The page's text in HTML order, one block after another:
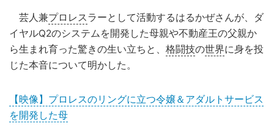
芸人兼プロレスラーとして活動するはるかぜさんが、ダ
イヤルQ2のシステムを開発した母親や不動産王の父親か
ら生まれ育った驚きの生い立ちと、 格闘技の世界に身を投
じた本音について明かした。
【映像】プロレスのリングに立つ令嬢＆アダルトサービス
を開発した母